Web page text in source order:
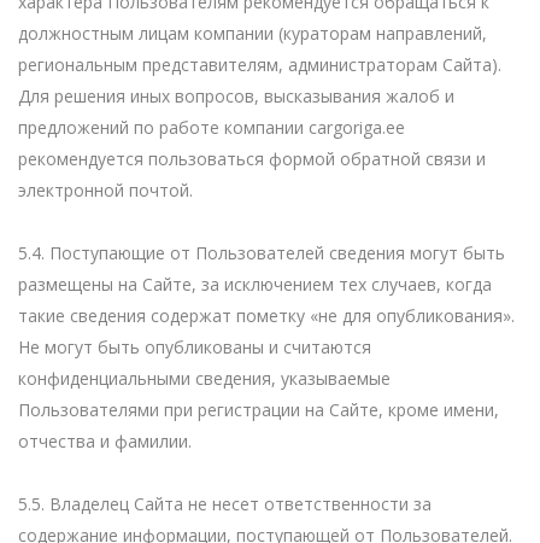
должностным лицам компании (кураторам направлений,
региональным представителям, администраторам Сайта).
Для решения иных вопросов, высказывания жалоб и
предложений по работе компании cargoriga.ee
рекомендуется пользоваться формой обратной связи и
электронной почтой.
5.4. Поступающие от Пользователей сведения могут быть
размещены на Сайте, за исключением тех случаев, когда
такие сведения содержат пометку «не для опубликования».
Не могут быть опубликованы и считаются
конфиденциальными сведения, указываемые
Пользователями при регистрации на Сайте, кроме имени,
отчества и фамилии.
5.5. Владелец Сайта не несет ответственности за
содержание информации, поступающей от Пользователей.